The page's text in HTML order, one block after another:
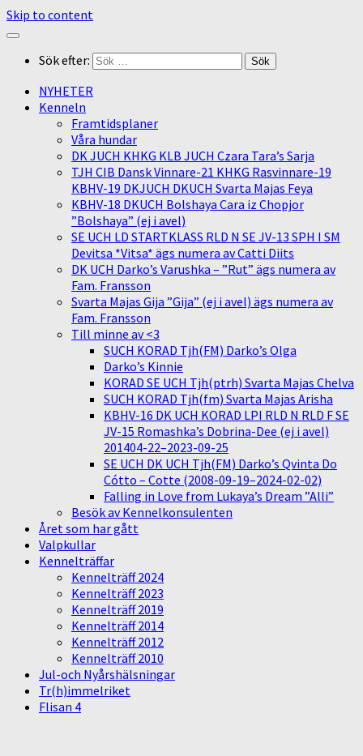
Skip to content
Sök efter:
NYHETER
Kenneln
Framtidsplaner
Våra hundar
DK JUCH KHKG KLB JUCH Czara Tara’s Sarja
TJH CIB Dansk Vinnare-21 KHKG Rasvinnare-19
KBHV-19 DKJUCH DKUCH Svarta Majas Feya
KBHV-18 DKUCH Bolshaya Cara iz Chopjor
”Bolshaya” (ej i avel)
SE UCH LD STARTKLASS RLD N SE JV-13 SPH I SM
Devitsa *Vitsa* ägs numera av Catti Diits
DK UCH Darko’s Varushka – ”Rut” ägs numera av
Fam. Fransson
Svarta Majas Gija ”Gija” (ej i avel) ägs numera av
Fam. Fransson
Till minne av <3
SUCH KORAD Tjh(FM) Darko’s Olga
Darko’s Kinnie
KORAD SE UCH Tjh(ptrh) Svarta Majas Chelva
SUCH KORAD Tjh(fm) Svarta Majas Arisha
KBHV-16 DK UCH KORAD LPI RLD N RLD F SE
JV-15 Romashka’s Dobrina-Dee (ej i avel)
201404-22–2023-09-25
SE UCH DK UCH Tjh(FM) Darko’s Qvinta Do
Cótto – Cotte (2008-09-19–2024-02-02)
Falling in Love from Lukaya’s Dream ”Alli”
Besök av Kennelkonsulenten
Året som har gått
Valpkullar
Kennelträffar
Kennelträff 2024
Kennelträff 2023
Kennelträff 2019
Kennelträff 2014
Kennelträff 2012
Kennelträff 2010
Jul-och Nyårshälsningar
Tr(h)immelriket
Flisan 4